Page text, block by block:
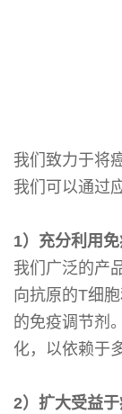
我们致力于将
我们可以通过
1）充分利用免
我们广泛的产
向抗原的T细
的免疫调节剂
化，以依赖于
2）扩大受益于